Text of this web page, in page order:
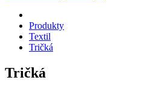
Produkty
Textil
Tričká
Tričká